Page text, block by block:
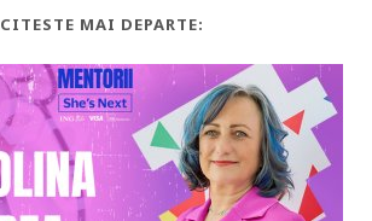
CITESTE MAI DEPARTE: